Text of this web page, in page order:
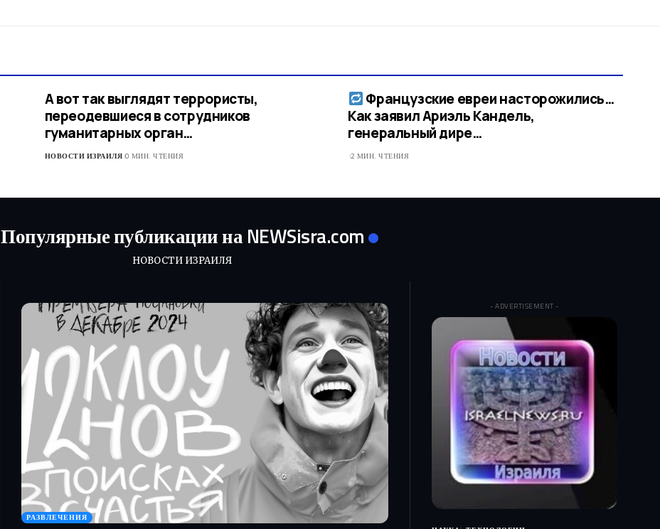
А вот так выглядят террористы,
переодевшиеся в сотрудников
гуманитарных орган…​
НОВОСТИ ИЗРАИЛЯ 0 МИН. ЧТЕНИЯ
Французские евреи насторожились…
Как заявил Ариэль Кандель,
генеральный дире…
2 МИН. ЧТЕНИЯ
Популярные публикации на NEWSisra.com
НОВОСТИ ИЗРАИЛЯ
РАЗВЛЕЧЕНИЯ
- ADVERTISEMENT -